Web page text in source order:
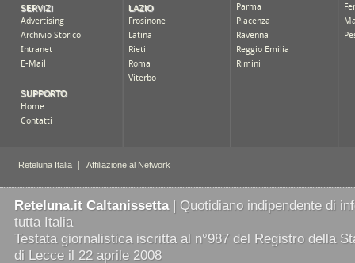
Reteluna.it Caltanissetta| Quotidiano indipendente di
tutta Italia
Testata giornalistica iscritta al n°987 del Registro della
di Lecce il 22 aprile 2008